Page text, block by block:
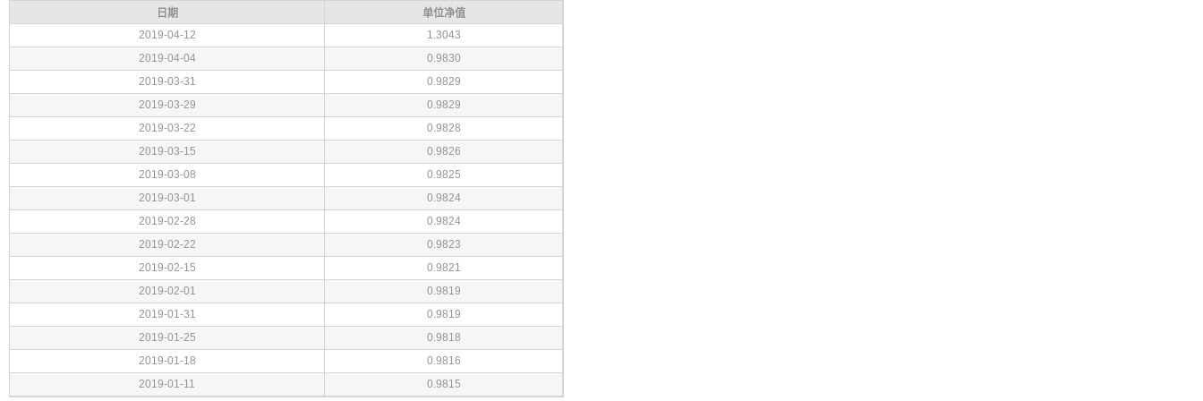
日期
单位净值
2019-04-12
1.3043
2019-04-04
0.9830
2019-03-31
0.9829
2019-03-29
0.9829
2019-03-22
0.9828
2019-03-15
0.9826
2019-03-08
0.9825
2019-03-01
0.9824
2019-02-28
0.9824
2019-02-22
0.9823
2019-02-15
0.9821
2019-02-01
0.9819
2019-01-31
0.9819
2019-01-25
0.9818
2019-01-18
0.9816
2019-01-11
0.9815